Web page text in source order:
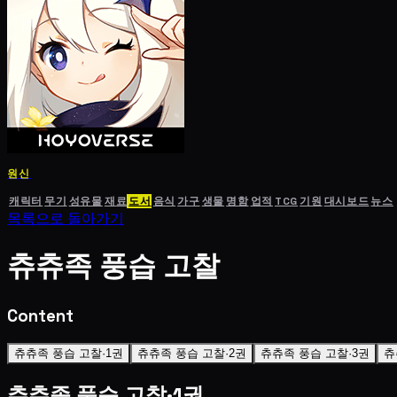
원신
캐릭터 무기 성유물재료도서 음식 가구생물 명함 업적 TCG기원 대시보드뉴스
목록으로 돌아가기
츄츄족 풍습 고찰
Content
츄츄족 풍습 고찰·1권 츄츄족 풍습 고찰·2권 츄츄족 풍습 고찰·3권